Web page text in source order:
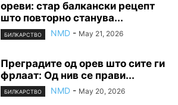
ореви: стар балкански рецепт
што повторно станува...
БИЛКАРСТВО NMD - May 21, 2026
Преградите од орев што сите ги
фрлаат: Од нив се прави...
БИЛКАРСТВО NMD - May 20, 2026